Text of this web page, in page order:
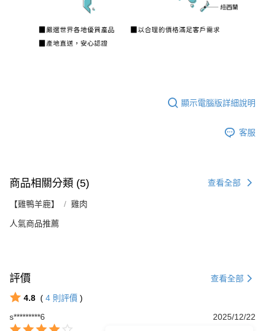
顯示電腦版詳細說明
客服
商品相關分類 (5) 查看全部
【雞鴨羊鹿】 雞肉
人氣商品推薦
評價 查看全部
4.8 ( 4 則評價 )
s*********6
2025/12/22